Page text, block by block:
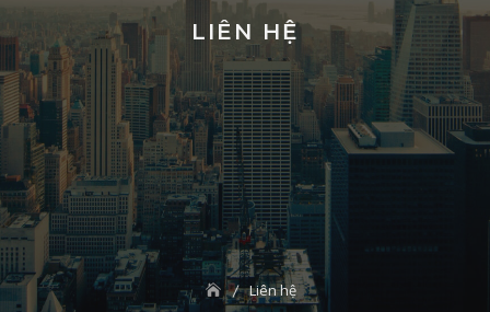
LIÊN HỆ
Liên hệ